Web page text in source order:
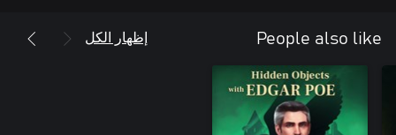
People also like إظهار الكل